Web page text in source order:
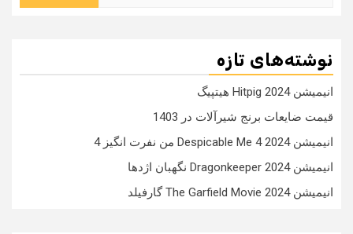
نوشته‌های تازه
انیمیشن Hitpig 2024 هیتپیگ
قیمت ضایعات برنج شیرآلات در 1403
انیمیشن Despicable Me 4 2024 من نفرت انگیز 4
انیمیشن Dragonkeeper 2024 نگهبان اژدها
انیمیشن The Garfield Movie 2024 گارفیلد